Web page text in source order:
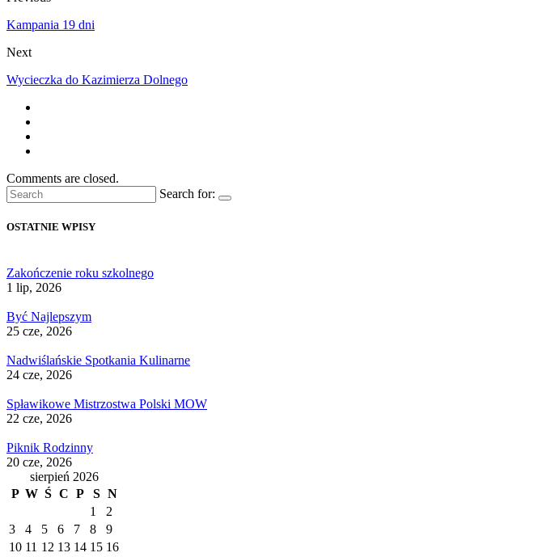
Kampania 19 dni
Next
Wycieczka do Kazimierza Dolnego
Comments are closed.
Search for:
OSTATNIE WPISY
Zakończenie roku szkolnego
1 lip, 2026
Być Najlepszym
25 cze, 2026
Nadwiślańskie Spotkania Kulinarne
24 cze, 2026
Spławikowe Mistrzostwa Polski MOW
22 cze, 2026
Piknik Rodzinny
20 cze, 2026
sierpień 2026
P W Ś C P S N
1
2
3
4 5 6 7 8
9
10 11 12 13 14 15 16